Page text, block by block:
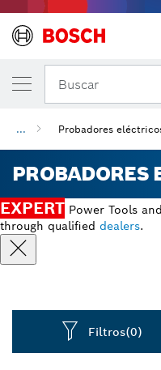
Buscar
... Probadores
PROBADORES
EXPERT Power Tools
through qualified dealers.
Filtros(0)